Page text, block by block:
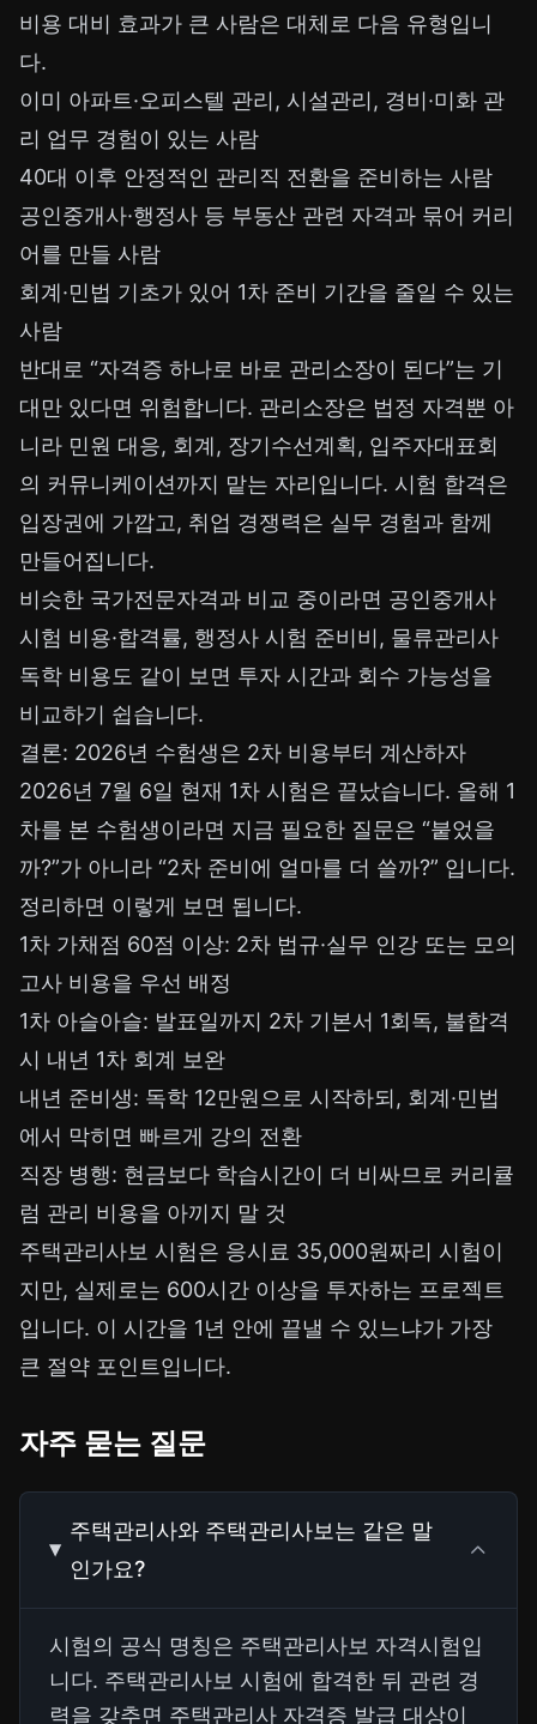
비용 대비 효과가 큰 사람은 대체로 다음 유형입니
다.
이미 아파트·오피스텔 관리, 시설관리, 경비·미화 관
리 업무 경험이 있는 사람
40대 이후 안정적인 관리직 전환을 준비하는 사람
공인중개사·행정사 등 부동산 관련 자격과 묶어 커리
어를 만들 사람
회계·민법 기초가 있어 1차 준비 기간을 줄일 수 있는
사람
반대로 “자격증 하나로 바로 관리소장이 된다”는 기
대만 있다면 위험합니다. 관리소장은 법정 자격뿐 아
니라 민원 대응, 회계, 장기수선계획, 입주자대표회
의 커뮤니케이션까지 맡는 자리입니다. 시험 합격은
입장권에 가깝고, 취업 경쟁력은 실무 경험과 함께
만들어집니다.
비슷한 국가전문자격과 비교 중이라면 공인중개사
시험 비용·합격률, 행정사 시험 준비비, 물류관리사
독학 비용도 같이 보면 투자 시간과 회수 가능성을
비교하기 쉽습니다.
결론: 2026년 수험생은 2차 비용부터 계산하자
2026년 7월 6일 현재 1차 시험은 끝났습니다. 올해 1
차를 본 수험생이라면 지금 필요한 질문은 “붙었을
까?”가 아니라 “2차 준비에 얼마를 더 쓸까?” 입니다.
정리하면 이렇게 보면 됩니다.
1차 가채점 60점 이상: 2차 법규·실무 인강 또는 모의
고사 비용을 우선 배정
1차 아슬아슬: 발표일까지 2차 기본서 1회독, 불합격
시 내년 1차 회계 보완
내년 준비생: 독학 12만원으로 시작하되, 회계·민법
에서 막히면 빠르게 강의 전환
직장 병행: 현금보다 학습시간이 더 비싸므로 커리큘
럼 관리 비용을 아끼지 말 것
주택관리사보 시험은 응시료 35,000원짜리 시험이
지만, 실제로는 600시간 이상을 투자하는 프로젝트
입니다. 이 시간을 1년 안에 끝낼 수 있느냐가 가장
큰 절약 포인트입니다.
자주 묻는 질문
주택관리사와 주택관리사보는 같은 말
인가요?
시험의 공식 명칭은 주택관리사보 자격시험입
니다. 주택관리사보 시험에 합격한 뒤 관련 경
력을 갖추면 주택관리사 자격증 발급 대상이